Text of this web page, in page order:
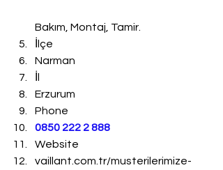
Bakım, Montaj, Tamir.
İlçe
Narman
Erzurum
Phone
0850 222 2 888
Website
vaillant.com.tr/musterilerimize-